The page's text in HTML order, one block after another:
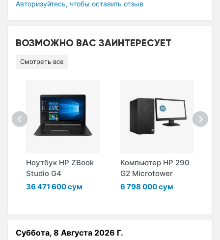
Авторизуйтесь, чтобы оставить отзыв
ВОЗМОЖНО ВАС ЗАИНТЕРЕСУЕТ
Смотреть все
Ноутбук HP ZBook
Studio G4
36 471 600 сум
Компьютер HP 290
G2 Microtower
6 798 000 сум
Суббота, 8 Августа 2026 Г.